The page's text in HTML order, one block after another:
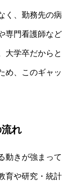
く、勤務先の病
専門看護師など
大学卒だからと
め、このギャッ
れ
動きが強まって
育や研究・統計